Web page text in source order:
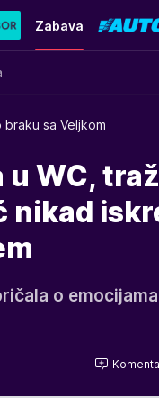
Zabava
sa Veljkom
WC,
nikad
o emocijama